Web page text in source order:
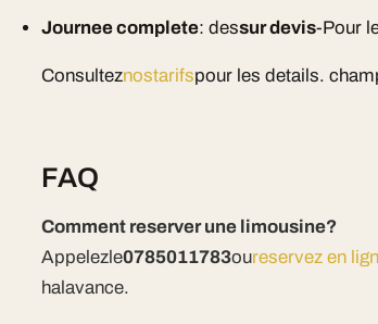
Journee complete: dessur devis-Pour
Consulteznostarifspour les details.
FAQ
Comment reserver une limousine?
Appelezle0785011783oureservez en
halavance.